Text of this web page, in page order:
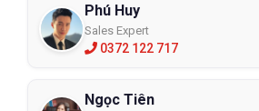
Phú Huy
Sales Expert
0372 122 717
Ngọc Tiên